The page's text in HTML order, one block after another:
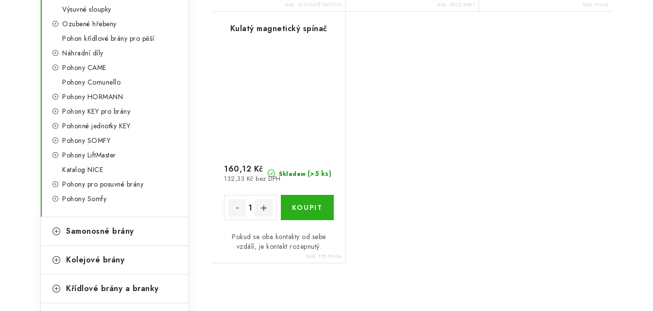
Výsuvné sloupky
Ozubené hřebeny
Pohon křídlové brány pro pěší
Náhradní díly
Pohony CAME
Pohony Comunello
Pohony HORMANN
Pohony KEY pro brány
Pohonné jednotky KEY
Pohony SOMFY
Pohony LiftMaster
Katalog NICE
Pohony pro posuvné brány
Pohony Somfy
Samonosné brány
Kolejové brány
Křídlové brány a branky
Kód: LCX-GATESWITCH Kód: NICE-RBA1 Kód: PH-42
Kulatý magnetický spínač
Skladem (>5 ks)
132,33 Kč bez DPH
160,12 Kč
Pokud se oba kontakty od sebe
vzdálí, je kontakt rozepnutý.
Kód:TFE-MS-04